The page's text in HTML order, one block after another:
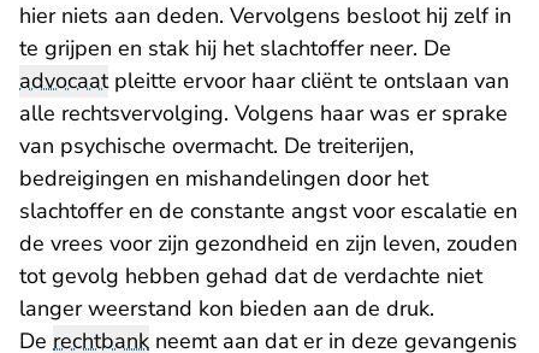
hier niets aan deden. Vervolgens besloot hij zelf in
te grijpen en stak hij het slachtoffer neer. De
advocaatpleitte ervoor haar cliënt te ontslaan van
alle rechtsvervolging. Volgens haar was er sprake
van psychische overmacht. De treiterijen,
bedreigingen en mishandelingen door het
slachtoffer en de constante angst voor escalatie en
de vrees voor zijn gezondheid en zijn leven, zouden
tot gevolg hebben gehad dat de verdachte niet
langer weerstand kon bieden aan de druk.
De rechtbank neemt aan dat er in deze gevangenis